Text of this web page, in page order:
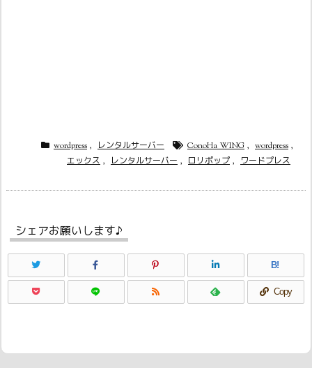
wordpress , レンタルサーバー ConoHa WING , wordpress ,
エックス , レンタルサーバー , ロリポップ , ワードプレス
シェアお願いします♪
B!
Copy